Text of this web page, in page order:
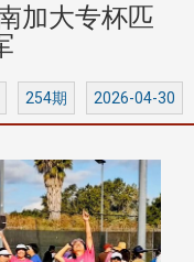
加大专杯匹
254期 2026-04-30